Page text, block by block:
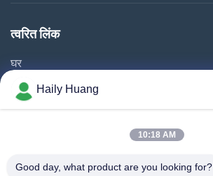
त्वरित लिंक
घर
उत्पाद
वीडियो
फैक्टरी यात्रा
Haily Huang
10:18 AM
Good day, what product are you looking for?